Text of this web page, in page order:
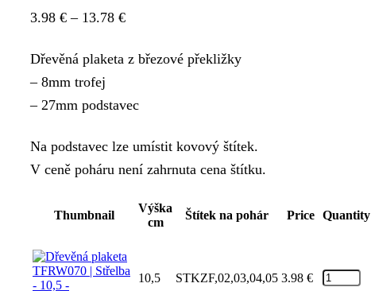
3.98 € – 13.78 €Price
3.98 €
13.78 €
Dřevěná plaketa z březové překližky
– 8mm trofej
– 27mm podstavec
Na podstavec lze umístit kovový štítek.
V ceně poháru není zahrnuta cena štítku.
Thumbnail
Výška
cm
Štítek na pohár Price Quantity
10,5 STKZF,02,03,04,05 3.98 €